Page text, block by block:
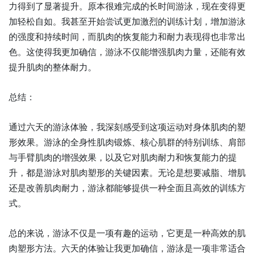
力得到了显著提升。原本很难完成的长时间游泳，现在变得更
加轻松自如。我甚至开始尝试更加激烈的训练计划，增加游泳
的强度和持续时间，而肌肉的恢复能力和耐力表现得也非常出
色。这使得我更加确信，游泳不仅能增强肌肉力量，还能有效
提升肌肉的整体耐力。
总结：
通过六天的游泳体验，我深刻感受到这项运动对身体肌肉的塑
形效果。游泳的全身性肌肉锻炼、核心肌群的特别训练、肩部
与手臂肌肉的增强效果，以及它对肌肉耐力和恢复能力的提
升，都是游泳对肌肉塑形的关键因素。无论是想要减脂、增肌
还是改善肌肉耐力，游泳都能够提供一种全面且高效的训练方
式。
总的来说，游泳不仅是一项有趣的运动，它更是一种高效的肌
肉塑形方法。六天的体验让我更加确信，游泳是一项非常适合